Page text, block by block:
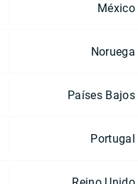
México
Noruega
Países Bajos
Portugal